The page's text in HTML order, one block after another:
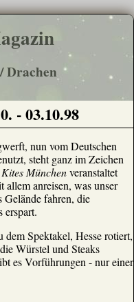
Drachen
- 03.10.98
nun vom Deutschen
steht ganz im Zeichen
Münchenveranstaltet
anreisen, was unser
Gelände fahren, die
erspart.
dem Spektakel, Hesse rotiert,
Würstel und Steaks
es Vorführungen - nur einer